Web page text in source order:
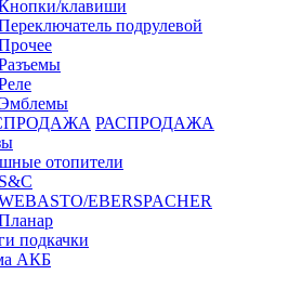
клавиши
подрулевой
РАСПРОДАЖА
отопители
S&C
EBERSPACHER
подкачки
АКБ